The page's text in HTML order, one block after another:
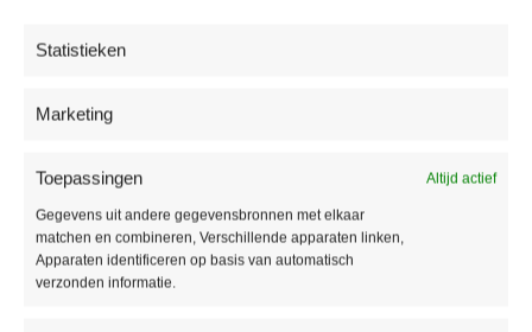
Statistieken
Marketing
Toepassingen Altijd actief
Gegevens uit andere gegevensbronnen met elkaar
matchen en combineren, Verschillende apparaten linken,
Apparaten identificeren op basis van automatisch
verzonden informatie.
1810 Tegel Click
Op voorraad
IN MIJN WINKELWAGEN